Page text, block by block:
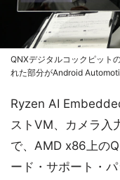
QNXデジタルコックピット
れた部分がAndroid
Ryzen AI
ストVM、カメラ入
で、AMD x86上の
ード・サポート・